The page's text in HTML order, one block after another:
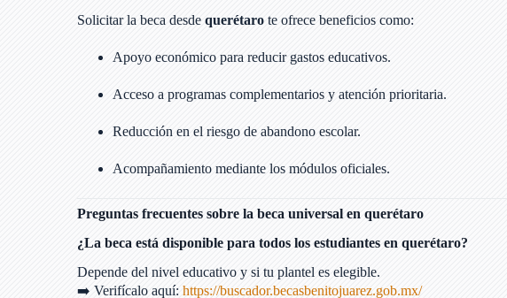
Solicitar la beca desde querétaro te ofrece beneficios como:
Apoyo económico para reducir gastos educativos.
Acceso a programas complementarios y atención prioritaria.
Reducción en el riesgo de abandono escolar.
Acompañamiento mediante los módulos oficiales.
Preguntas frecuentes sobre la beca universal en querétaro
¿La beca está disponible para todos los estudiantes en querétaro?
Depende del nivel educativo y si tu plantel es elegible.
➡️ Verifícalo aquí: https://buscador.becasbenitojuarez.gob.mx/